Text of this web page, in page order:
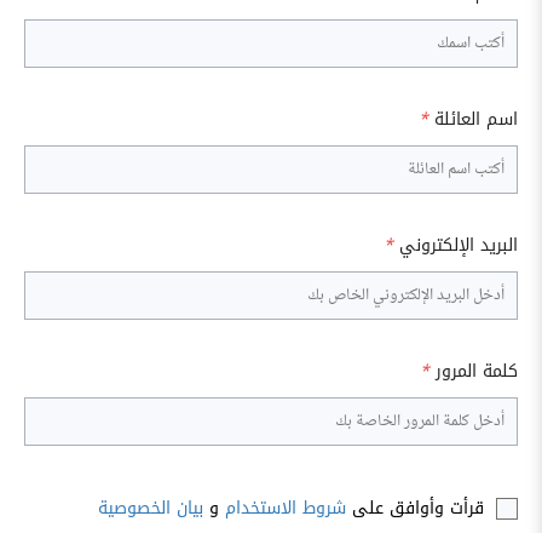
اسم العائلة *
البريد الإلكتروني *
كلمة المرور*
قرأت وأوافق على شروط الاستخدام و بيان الخصوصية